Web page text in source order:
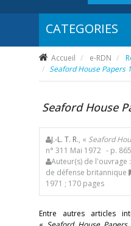
Accueil e-RDN
Seaford House Papers
Seaford House
J.-L. T. R., « Seaford
n° 311 Mai 1972 - p.
Auteur(s) de l'ouvrage
de défense britannique
1971 ; 170 pages
Entre autres articles